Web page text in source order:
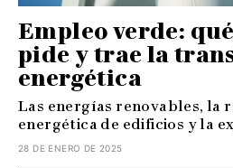
Empleo verde:
pide y trae la
energética
Las energías renovables, la
energética de edificios y la
28 DE ENERO DE 2025